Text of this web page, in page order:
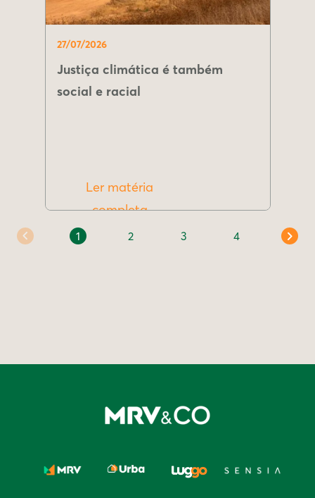
27/07/2026
Justiça climática é também
social e racial
Ler matéria
completa
1 2 3 4